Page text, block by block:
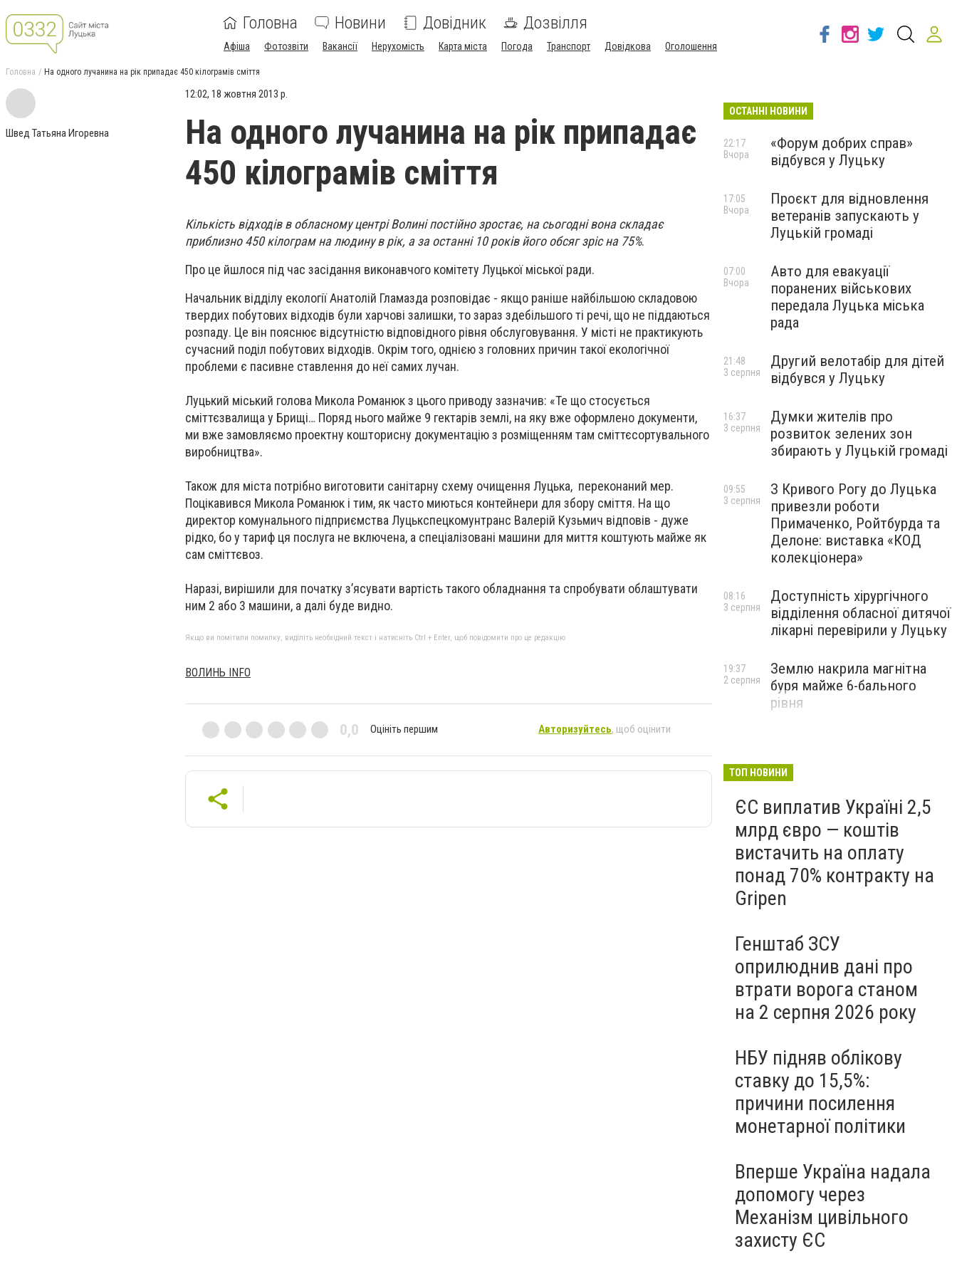
Головна Новини Довідник Дозвілля
Афіша Фотозвіти Вакансії Нерухомість Карта міста Погода Транспорт Довідкова Оголошення
Головна На одного лучанина на рік припадає 450 кілограмів сміття
Швед Татьяна Игоревна
12:02, 18 жовтня 2013 р.
На одного лучанина на рік припадає
450 кілограмів сміття
Кількість відходів в обласному центрі Волині постійно зростає, на сьогодні вона складає
приблизно 450 кілограм на людину в рік, а за останні 10 років його обсяг зріс на 75%.
Про це йшлося під час засідання виконавчого комітету Луцької міської ради.
Начальник відділу екології Анатолій Гламазда розповідає - якщо раніше найбільшою складовою
твердих побутових відходів були харчові залишки, то зараз здебільшого ті речі, що не піддаються
розпаду. Це він пояснює відсутністю відповідного рівня обслуговування. У місті не практикують
сучасний поділ побутових відходів. Окрім того, однією з головних причин такої екологічної
проблеми є пасивне ставлення до неї самих лучан.
Луцький міський голова Микола Романюк з цього приводу зазначив: «Те що стосується
сміттєзвалища у Брищі… Поряд нього майже 9 гектарів землі, на яку вже оформлено документи,
ми вже замовляємо проектну кошторисну документацію з розміщенням там сміттєсортувального
виробництва».
Також для міста потрібно виготовити санітарну схему очищення Луцька, переконаний мер.
Поцікавився Микола Романюк і тим, як часто миються контейнери для збору сміття. На що
директор комунального підприємства Луцькспецкомунтранс Валерій Кузьмич відповів - дуже
рідко, бо у тариф ця послуга не включена, а спеціалізовані машини для миття коштують майже як
сам сміттєвоз.
Наразі, вирішили для початку з’ясувати вартість такого обладнання та спробувати облаштувати
ним 2 або 3 машини, а далі буде видно.
Якщо ви помітили помилку, виділіть необхідний текст і натисніть Ctrl + Enter, щоб повідомити про це редакцію
ВОЛИНЬ INFO
0,0 Оцініть першим Авторизуйтесь, щоб оцінити
ОСТАННІ НОВИНИ
«Форум добрих справ»
відбувся у Луцьку
22:17
Вчора
Проєкт для відновлення
ветеранів запускають у
Луцькій громаді
17:05
Вчора
Авто для евакуації
поранених військових
передала Луцька міська
рада
07:00
Вчора
Другий велотабір для дітей
відбувся у Луцьку
21:48
3 серпня
Думки жителів про
розвиток зелених зон
збирають у Луцькій громаді
16:37
3 серпня
З Кривого Рогу до Луцька
привезли роботи
Примаченко, Ройтбурда та
Делоне: виставка «КОД
колекціонера»
09:55
3 серпня
Доступність хірургічного
відділення обласної дитячої
лікарні перевірили у Луцьку
08:16
3 серпня
Землю накрила магнітна
буря майже 6-бального
рівня
19:37
2 серпня
ТОП НОВИНИ
ЄС виплатив Україні 2,5
млрд євро — коштів
вистачить на оплату
понад 70% контракту на
Gripen
Генштаб ЗСУ
оприлюднив дані про
втрати ворога станом
на 2 серпня 2026 року
НБУ підняв облікову
ставку до 15,5%:
причини посилення
монетарної політики
Вперше Україна надала
допомогу через
Механізм цивільного
захисту ЄС